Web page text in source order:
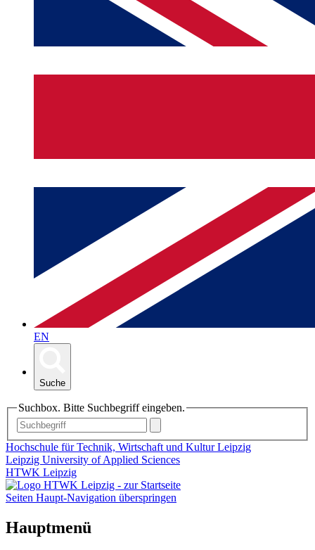
EN
Suche
Suchbox. Bitte Suchbegriff eingeben.
Hochschule für Technik, Wirtschaft und Kultur Leipzig
Leipzig University of Applied Sciences
HTWK Leipzig
Seiten Haupt-Navigation überspringen
Hauptmenü